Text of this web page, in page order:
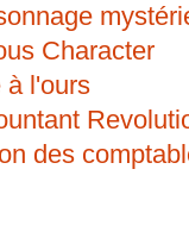
Character
à l'ours
des